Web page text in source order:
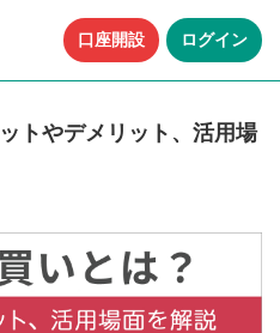
口座開設 ログイン
トやデメリット、活用場